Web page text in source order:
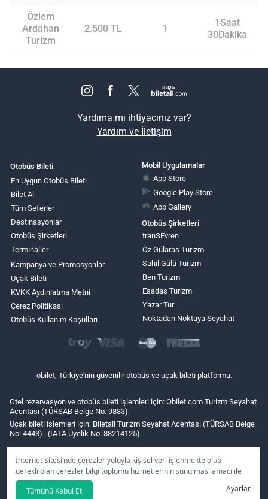
İnternet Sitesi’nde çerezler yoluyla kişisel veri işlenmekte olup
gerekli olan çerezler bilgi toplumu hizmetlerinin sunulması amacı ile
kullanılmaktadır. Tercihleriniz doğrultusunda size özel
kişiselleştirilmiş çerezleri ve özel kampanyaları
seçeneğine
Tümünü Kabul Et Ayarlar
Özlem
Ardahan
Turizm
2.500 TL 1
1Saat
30Dakika
Yardıma mı ihtiyacınız var?
Yardım ve İletişim
Otobüs Bileti
En Uygun Otobüs Bileti
Bilet Al
Tüm Seferler
Destinasyonlar
Otobüs Şirketleri
Terminaller
Kampanya ve Promosyonlar
Uçak Bileti
KVKK Aydınlatma Metni
Çerez Politikası
Otobüs Kullanım Koşulları
Mobil Uygulamalar
App Store
Google Play Store
App Gallery
Otobüs Şirketleri
tranSEvren
Öz Gülaras Turizm
Sahil Gülü Turizm
Ben Turizm
Esadaş Turizm
Yazar Tur
Noktadan Noktaya Seyahat
obilet, Türkiye'nin güvenilir otobüs ve uçak bileti platformu.
Otel rezervasyon ve otobüs bileti işlemleri için: Obilet.com Turizm Seyahat
Acentası (TÜRSAB Belge No: 9883)
Uçak bileti işlemleri için: Biletall Turizm Seyahat Acentası (TÜRSAB Belge
No: 4443) | (IATA Üyelik No: 88214125)